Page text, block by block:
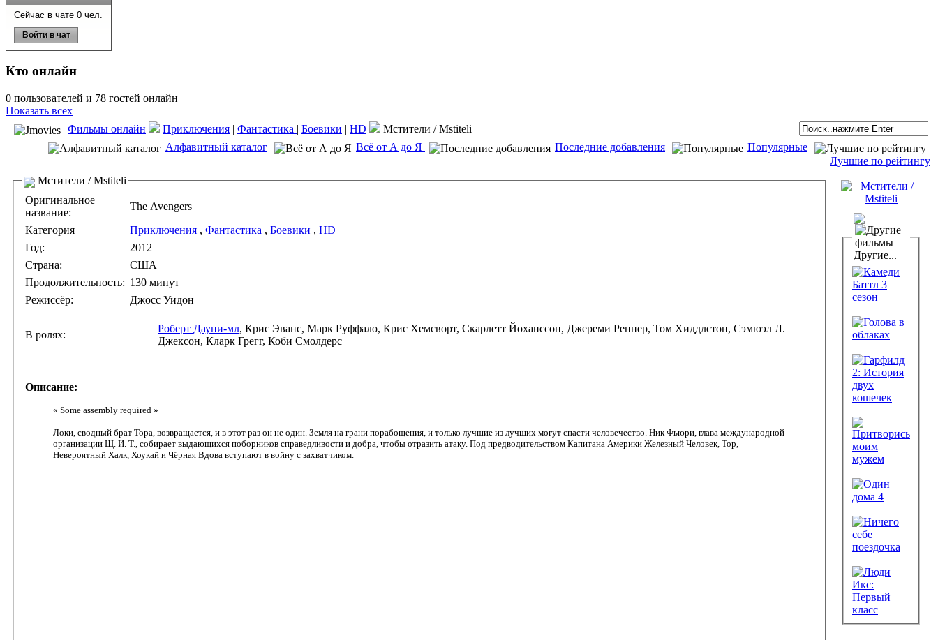
Сейчас в чате 0 чел.
Войти в чат
Кто онлайн
0 пользователей и 78 гостей онлайн
Показать всех
Фильмы онлайн
Приключения | Фантастика | Боевики | HD
Мстители / Mstiteli
Алфавитный каталог
Всё от А до Я Последние добавления
Популярные
Лучшие по рейтингу
Мстители / Mstiteli
Оригинальное
название:
The Avengers
Категория
Приключения , Фантастика , Боевики , HD
Год:
2012
Страна:
США
Продолжительность:
130 минут
Режиссёр:
Джосс Уидон
В ролях:
Роберт Дауни-мл, Крис Эванс, Марк Руффало, Крис Хемсворт, Скарлетт Йоханссон, Джереми Реннер, Том Хиддлстон, Сэмюэл Л.
Джексон, Кларк Грегг, Коби Смолдерс
Описание:
« Some assembly required »
Локи, сводный брат Тора, возвращается, и в этот раз он не один. Земля на грани порабощения, и только лучшие из лучших могут спасти человечество. Ник Фьюри, глава международной
организации Щ. И. Т., собирает выдающихся поборников справедливости и добра, чтобы отразить атаку. Под предводительством Капитана Америки Железный Человек, Тор,
Невероятный Халк, Хоукай и Чёрная Вдова вступают в войну с захватчиком.
Другие...